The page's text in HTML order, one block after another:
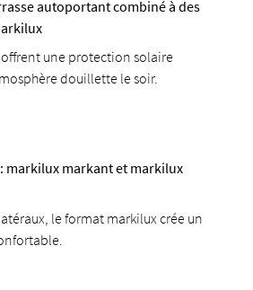
autoportant combiné à des
offrent une protection solaire
douillette le soir.
markilux markant et markilux
le format markilux crée un